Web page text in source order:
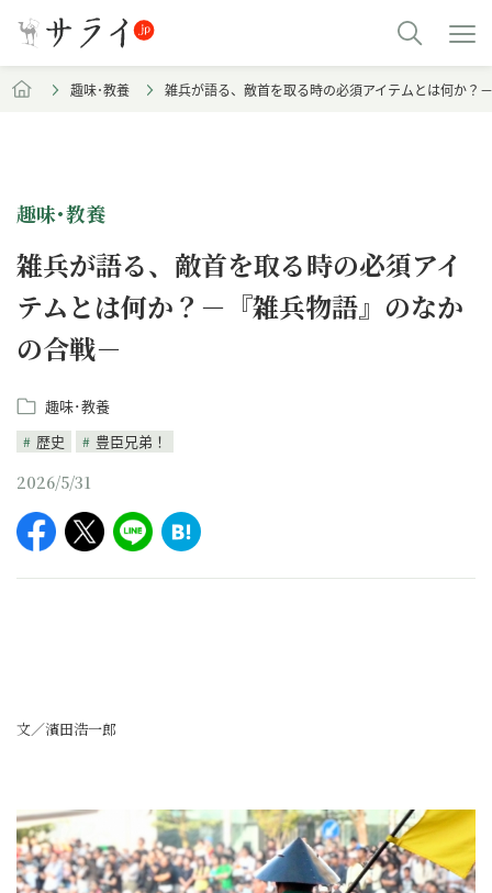
趣味･教養 雑兵が語る、敵首を取る時の必須アイテムとは何か？
趣味･教養
雑兵が語る、敵首を取る時の必須アイ
テムとは何か？－『雑兵物語』のなか
の合戦－
趣味･教養
歴史
豊臣兄弟！
2026/5/31
文／濱田浩一郎